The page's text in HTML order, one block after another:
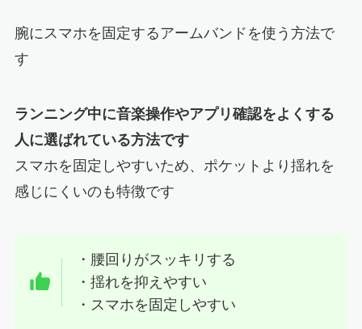
腕にスマホを固定するアームバンドを使う方法で
す
ランニング中に音楽操作やアプリ確認をよくする
人に選ばれている方法です
スマホを固定しやすいため、ポケットより揺れを
感じにくいのも特徴です
・腰回りがスッキリする
・揺れを抑えやすい
・スマホを固定しやすい